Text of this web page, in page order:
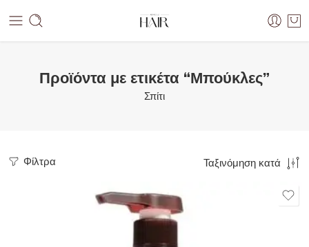
Προϊόντα με ετικέτα “Μπούκλες”
Σπίτι
Φίλτρα Ταξινόμηση κατά